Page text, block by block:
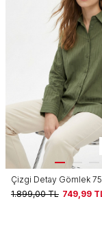
Çizgi Detay Gömlek
1.899,00TL 749,99